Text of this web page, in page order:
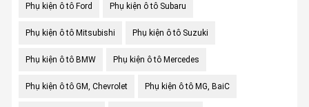
Phụ kiện ô tô Ford Phụ kiện ô tô Subaru
Phụ kiện ô tô Mitsubishi Phụ kiện ô tô Suzuki
Phụ kiện ô tô BMW Phụ kiện ô tô Mercedes
Phụ kiện ô tô GM, Chevrolet Phụ kiện ô tô MG, BaiC